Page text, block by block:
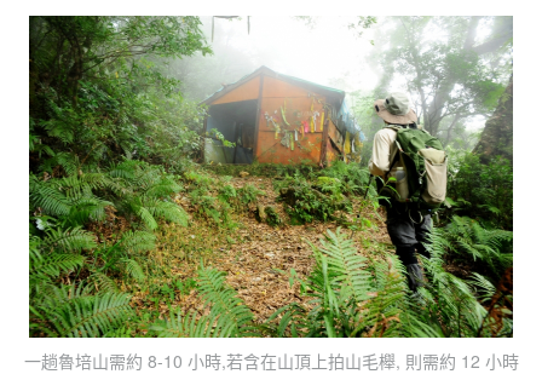
一趟魯培山需約 8-10 小時,若含在山頂上拍山毛櫸, 則需約 12 小時